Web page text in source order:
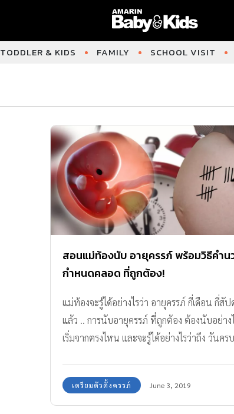
TODDLER & KIDS FAMILY SCHOOL VISIT
สอนแม่ท้องนับ อายุครรภ์ พร้อมวิธีคำ
กำหนดคลอด ที่ถูกต้อง!
แม่ท้องจะรู้ได้อย่างไรว่า อายุครรภ์ กี่เดือน กี่สั
แล้ว .. การนับอายุครรภ์ ที่ถูกต้อง ต้องนับอย่าง
เริ่มจากตรงไหน และจะรู้ได้อย่างไรว่าถึง วันครบ
เตรียมตัวตั้งครรภ์ June 3, 2019